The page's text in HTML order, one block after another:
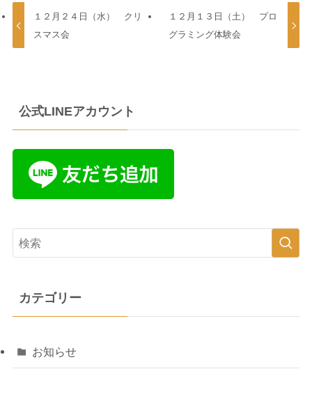
１２月２４日（水） クリ
スマス会
１２月１３日（土） プロ
グラミング体験会
公式LINEアカウント
カテゴリー
お知らせ